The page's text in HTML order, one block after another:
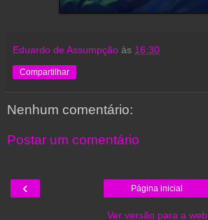
Eduardo de Assumpção às 16:30
Compartilhar
Nenhum comentário:
Postar um comentário
‹ Página inicial
Ver versão para a web